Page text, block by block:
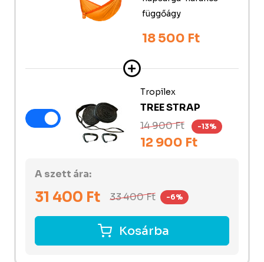
függőágy
18 500 Ft
Tropilex
TREE STRAP
14 900 Ft
-13%
12 900 Ft
A szett ára:
31 400 Ft 33 400Ft -6%
Kosárba